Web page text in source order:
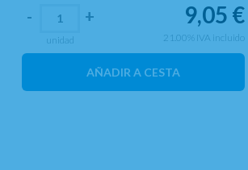
9,05 €
21.00% IVA incluido
- +
unidad
AÑADIR A CESTA